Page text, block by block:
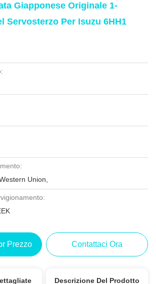
Giapponese Originale 1-
Servosterzo Per Isuzu 6HH1
Union,
Prezzo Contattaci Ora
Descrizione Del Prodotto